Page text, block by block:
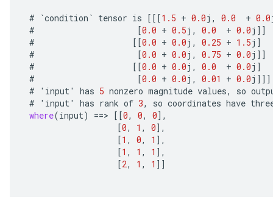
# `condition ` tensor is [[[1.5 + 0.0j , 0.0 + 0.0
#
[0.0 + 0.5j , 0.0 + 0.0j ]]
#
[[0.0 + 0.0j , 0.25 + 1.5j ]
#
[0.0 + 0.0j , 0.75 + 0.0j ]]
#
[[0.0 + 0.0j , 0.0 + 0.0j ]
#
[0.0 + 0.0j , 0.01 + 0.0j ]]]
#
' input' has 5 nonzero magnitude values, so
#
' input' has rank of 3, so coordinates have
where(input) ==> [[0, 0, 0] ,
[0, 1 , 0] ,
[1 , 0, 1 ] ,
[1 , 1 , 1 ] ,
[2, 1 , 1 ]]